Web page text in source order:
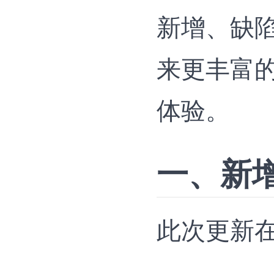
新增、缺
来更丰富
体验。
一、新
此次更新